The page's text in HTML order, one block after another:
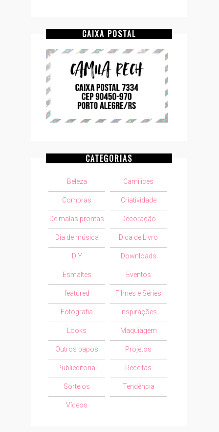
CAIXA POSTAL
CATEGORIAS
Beleza Camilices
Compras Criatividade
De malas prontas Decoração
Dia de música Dica de Livro
DIY Downloads
Esmaltes Eventos
featured Filmes e Séries
Fotografia Inspirações
Looks Maquiagem
Outros papos Projetos
Publieditorial Receitas
Sorteios Tendência
Vídeos